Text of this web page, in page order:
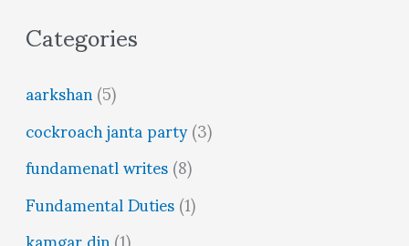
Categories
aarkshan(5)
cockroach janta party(3)
fundamenatl writes(8)
Fundamental Duties(1)